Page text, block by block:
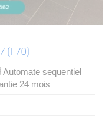
(F70)
Automate sequentiel
24 mois